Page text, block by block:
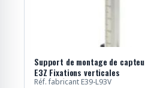
Support de montage de
E3Z Fixations verticales
Réf. fabricant E39-L93V